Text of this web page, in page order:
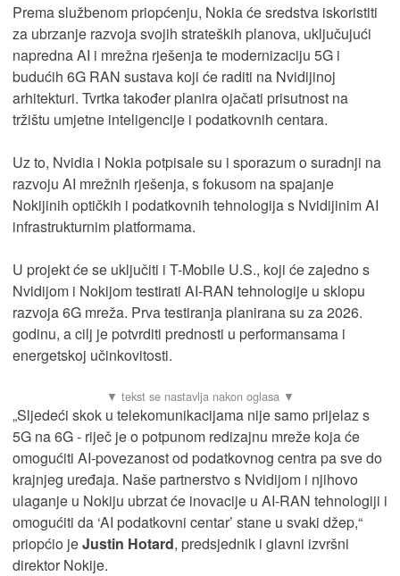
Prema službenom priopćenju, Nokia će sredstva iskoristiti
za ubrzanje razvoja svojih strateških planova, uključujući
napredna AI i mrežna rješenja te modernizaciju 5G i
budućih 6G RAN sustava koji će raditi na Nvidijinoj
arhitekturi. Tvrtka također planira ojačati prisutnost na
tržištu umjetne inteligencije i podatkovnih centara.
Uz to, Nvidia i Nokia potpisale su i sporazum o suradnji na
razvoju AI mrežnih rješenja, s fokusom na spajanje
Nokijinih optičkih i podatkovnih tehnologija s Nvidijinim AI
infrastrukturnim platformama.
U projekt će se uključiti i T-Mobile U.S., koji će zajedno s
Nvidijom i Nokijom testirati AI-RAN tehnologije u sklopu
razvoja 6G mreža. Prva testiranja planirana su za 2026.
godinu, a cilj je potvrditi prednosti u performansama i
energetskoj učinkovitosti.
„Sljedeći skok u telekomunikacijama nije samo prijelaz s
5G na 6G - riječ je o potpunom redizajnu mreže koja će
omogućiti AI-povezanost od podatkovnog centra pa sve do
krajnjeg uređaja. Naše partnerstvo s Nvidijom i njihovo
ulaganje u Nokiju ubrzat će inovacije u AI-RAN tehnologiji i
omogućiti da ‘AI podatkovni centar’ stane u svaki džep,“
priopćio jeJustin Hotard, predsjednik i glavni izvršni
direktor Nokije.